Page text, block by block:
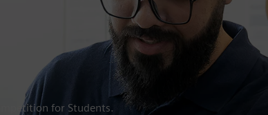
for Students.